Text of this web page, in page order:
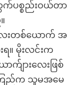
ပစ္စည်းဝယ်တာ
းတစ်ယောက် အ
ရ။ မိုးလင်းက
ျားလေးဖြစ်
ကြည်က သူမအမေ